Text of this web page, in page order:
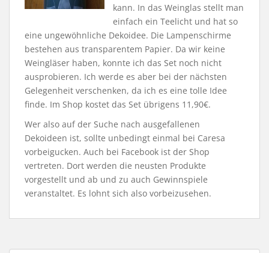
kann. In das Weinglas stellt man
einfach ein Teelicht und hat so
eine ungewöhnliche Dekoidee. Die Lampenschirme
bestehen aus transparentem Papier. Da wir keine
Weingläser haben, konnte ich das Set noch nicht
ausprobieren. Ich werde es aber bei der nächsten
Gelegenheit verschenken, da ich es eine tolle Idee
finde. Im Shop kostet das Set übrigens 11,90€.
Wer also auf der Suche nach ausgefallenen
Dekoideen ist, sollte unbedingt einmal bei Caresa
vorbeigucken. Auch bei Facebook ist der Shop
vertreten. Dort werden die neusten Produkte
vorgestellt und ab und zu auch Gewinnspiele
veranstaltet. Es lohnt sich also vorbeizusehen.